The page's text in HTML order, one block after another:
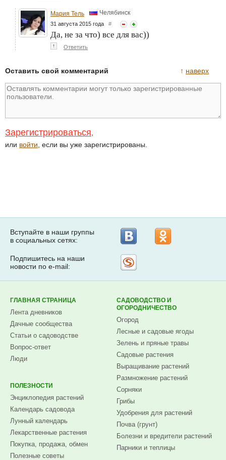
Мария Тель Челябинск
31 августа 2015 года #
Да, не за что) все для вас))
↑ Ответить
↑ наверх
Оставить свой комментарий
Зарегистрироваться,
или войти , если вы уже зарегистрированы.
Вступайте в наши группы
в социальных сетях:
Подпишитесь на наши
новости по e-mail:
ГЛАВНАЯ СТРАНИЦА
Лента дневников
Дачные сообщества
Статьи о садоводстве
Вопрос-ответ
Люди
ПОЛЕЗНОСТИ
Энциклопедия растений
Календарь садовода
Лунный календарь
Лекарственные растения
Покупка, продажа, обмен
Полезные советы
САДОВОДСТВО И
ОГОРОДНИЧЕСТВО
Огород
Лесные и садовые ягоды
Зелень и пряные травы
Садовые растения
Выращивание растений
Размножение растений
Сорняки
Грибы
Удобрения для растений
Почва (грунт)
Болезни и вредители растений
Парники и теплицы